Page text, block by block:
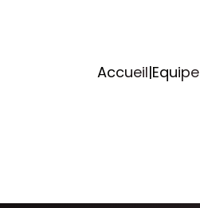
Accueil|Equipe